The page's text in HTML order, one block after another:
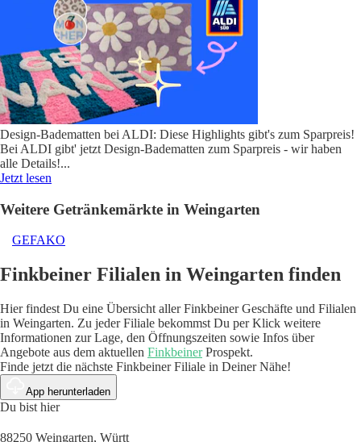
Design-Badematten bei ALDI: Diese Highlights gibt's zum Sparpreis!
Bei ALDI gibt' jetzt Design-Badematten zum Sparpreis - wir haben
alle Details!...
Jetzt lesen
Weitere Getränkemärkte in Weingarten
GEFAKO
Finkbeiner Filialen in Weingarten finden
Hier findest Du eine Übersicht aller Finkbeiner Geschäfte und Filialen
in Weingarten. Zu jeder Filiale bekommst Du per Klick weitere
Informationen zur Lage, den Öffnungszeiten sowie Infos über
Angebote aus dem aktuellen FinkbeinerProspekt.
Finde jetzt die nächste Finkbeiner Filiale in Deiner Nähe!
App herunterladen
Du bist hier
88250 Weingarten, Württ